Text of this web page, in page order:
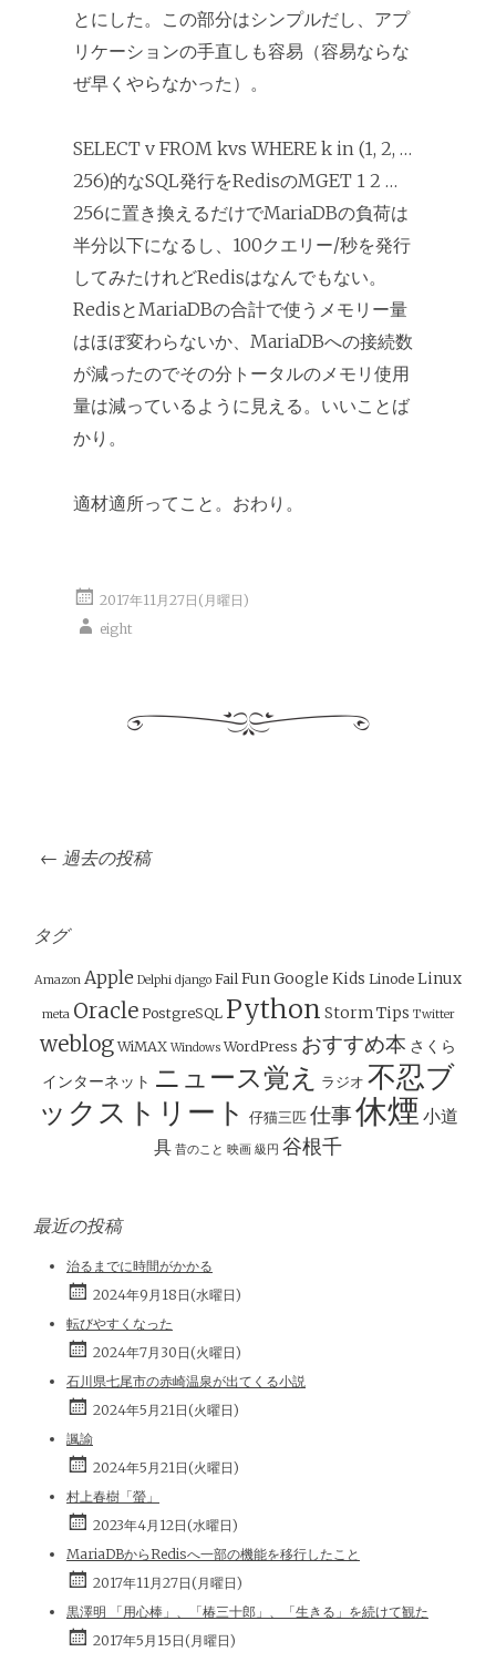
とにした。この部分はシンプルだし、アプ
リケーションの手直しも容易（容易ならな
ぜ早くやらなかった）。
SELECT v FROM kvs WHERE k in (1, 2, …
256)的なSQL発行をRedisのMGET 1 2 …
256に置き換えるだけでMariaDBの負荷は
半分以下になるし、100クエリー/秒を発行
してみたけれどRedisはなんでもない。
RedisとMariaDBの合計で使うメモリー量
はほぼ変わらないか、MariaDBへの接続数
が減ったのでその分トータルのメモリ使用
量は減っているように見える。いいことば
かり。
適材適所ってこと。おわり。
2017年11月27日(月曜日)
eight
投
稿
ナ
ビ
ゲ
ー
シ
ョ
ン
← 過去の投稿
タグ
Amazon Apple Delphi django Fail FunGoogle Kids Linode Linux
meta Oracle PostgreSQL Python StormTips Twitter
weblog WiMAX Windows WordPress おすすめ本 さくら
インターネット ニュース覚え ラジオ 不忍ブ
ックストリート
仔猫三匹 仕事休煙 小道
具 昔のこと 映画 級円 谷根千
最近の投稿
治るまでに時間がかかる
2024年9月18日(水曜日)
転びやすくなった
2024年7月30日(火曜日)
石川県七尾市の赤崎温泉が出てくる小説
2024年5月21日(火曜日)
諷諭
2024年5月21日(火曜日)
村上春樹「螢」
2023年4月12日(水曜日)
MariaDBからRedisへ一部の機能を移行したこと
2017年11月27日(月曜日)
黒澤明 「用心棒」、「椿三十郎」、「生きる」を続けて観た
2017年5月15日(月曜日)